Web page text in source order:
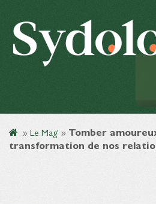
» Le Mag' » Tomber
transformation de nos